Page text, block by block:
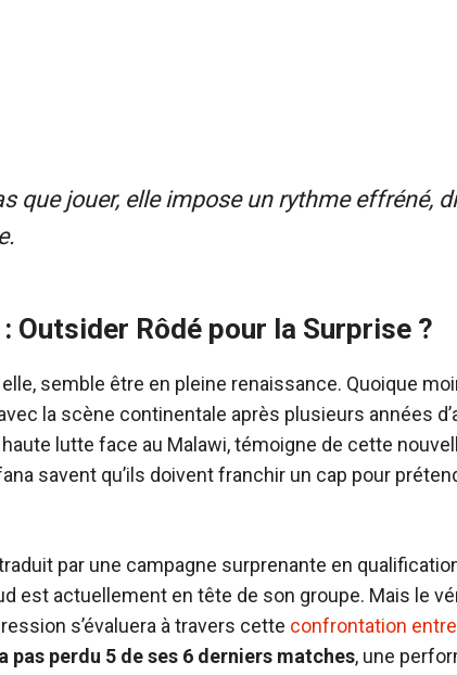
que jouer, elle impose un rythme effréné,
: Outsider Rôdé pour la Surprise ?
elle, semble être en pleine renaissance. Quoique
avec la scène continentale après plusieurs années
lutte face au Malawi, témoigne de cette
savent qu’ils doivent franchir un cap pour
par une campagne surprenante en
est actuellement en tête de son groupe. Mais le
s’évaluera à travers cette confrontation entre
pas perdu 5 de ses 6 derniers matches, une